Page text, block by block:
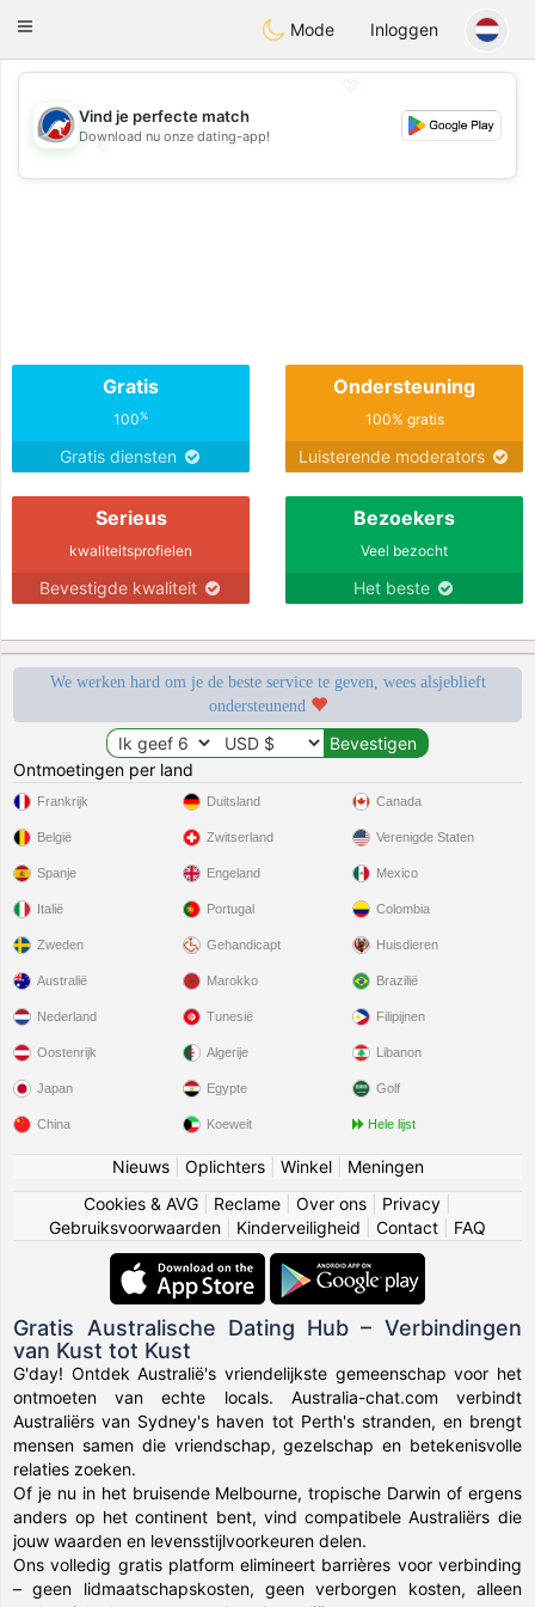
AustraliaChat
Toggle
Mode Inloggen
💖
💕
Vind je perfecte match
Download nu onze dating-app!
Gratis
100%
Gratis diensten
Ondersteuning
100% gratis
Luisterende moderators
Serieus
kwaliteitsprofielen
Bevestigde kwaliteit
Bezoekers
Veel bezocht
Het beste
We werken hard om je de beste service te geven, wees alsjeblieft
ondersteunend
Ontmoetingen per land
Frankrijk
België
Spanje
Italië
Zweden
Duitsland
Zwitserland
Engeland
Portugal
Gehandicapt
Canada
Verenigde Staten
Mexico
Colombia
Huisdieren
Australië
Nederland
Oostenrijk
Japan
China
Marokko
Tunesië
Algerije
Egypte
Koeweit
Brazilië
Filipijnen
Libanon
Golf
Hele lijst
Nieuws| Oplichters| Winkel| Meningen
Cookies & AVG
Reclame Over ons Privacy
Gebruiksvoorwaarden
Kinderveiligheid Contact FAQ
Gratis Australische Dating Hub – Verbindingen
van Kust tot Kust
G'day! Ontdek Australië's vriendelijkste gemeenschap voor het
ontmoeten van echte locals. Australia-chat.com verbindt
Australiërs van Sydney's haven tot Perth's stranden, en brengt
mensen samen die vriendschap, gezelschap en betekenisvolle
relaties zoeken.
Of je nu in het bruisende Melbourne, tropische Darwin of ergens
anders op het continent bent, vind compatibele Australiërs die
jouw waarden en levensstijlvoorkeuren delen.
Ons volledig gratis platform elimineert barrières voor verbinding
– geen lidmaatschapskosten, geen verborgen kosten, alleen